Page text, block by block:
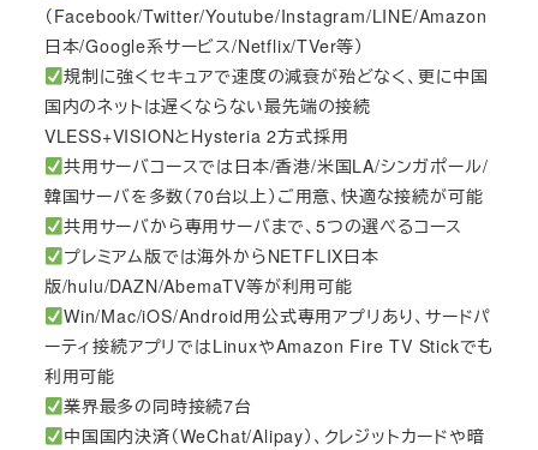
（Facebook/Twitter/Youtube/Instagram/LINE/Amazon
日本/Google系サービス/Netflix/TVer等）
規制に強くセキュアで速度の減衰が殆どなく、更に中国
国内のネットは遅くならない最先端の接続
VLESS+VISIONとHysteria 2方式採用
共用サーバコースでは日本/香港/米国LA/シンガポール/
韓国サーバを多数（70台以上）ご用意、快適な接続が可能
共用サーバから専用サーバまで、5つの選べるコース
プレミアム版では海外からNETFLIX日本
版/hulu/DAZN/AbemaTV等が利用可能
Win/Mac/iOS/Android用公式専用アプリあり、サードパ
ーティ接続アプリではLinuxやAmazon Fire TV Stickでも
利用可能
業界最多の同時接続7台
中国国内決済（WeChat/Alipay）、クレジットカードや暗